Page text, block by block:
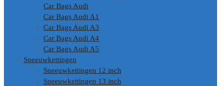
Car Bags Audi
Car Bags Audi A1
Car Bags Audi A3
Car Bags Audi A4
Car Bags Audi A5
Sneeuwkettingen
Sneeuwkettingen 12 inch
Sneeuwkettingen 13 inch